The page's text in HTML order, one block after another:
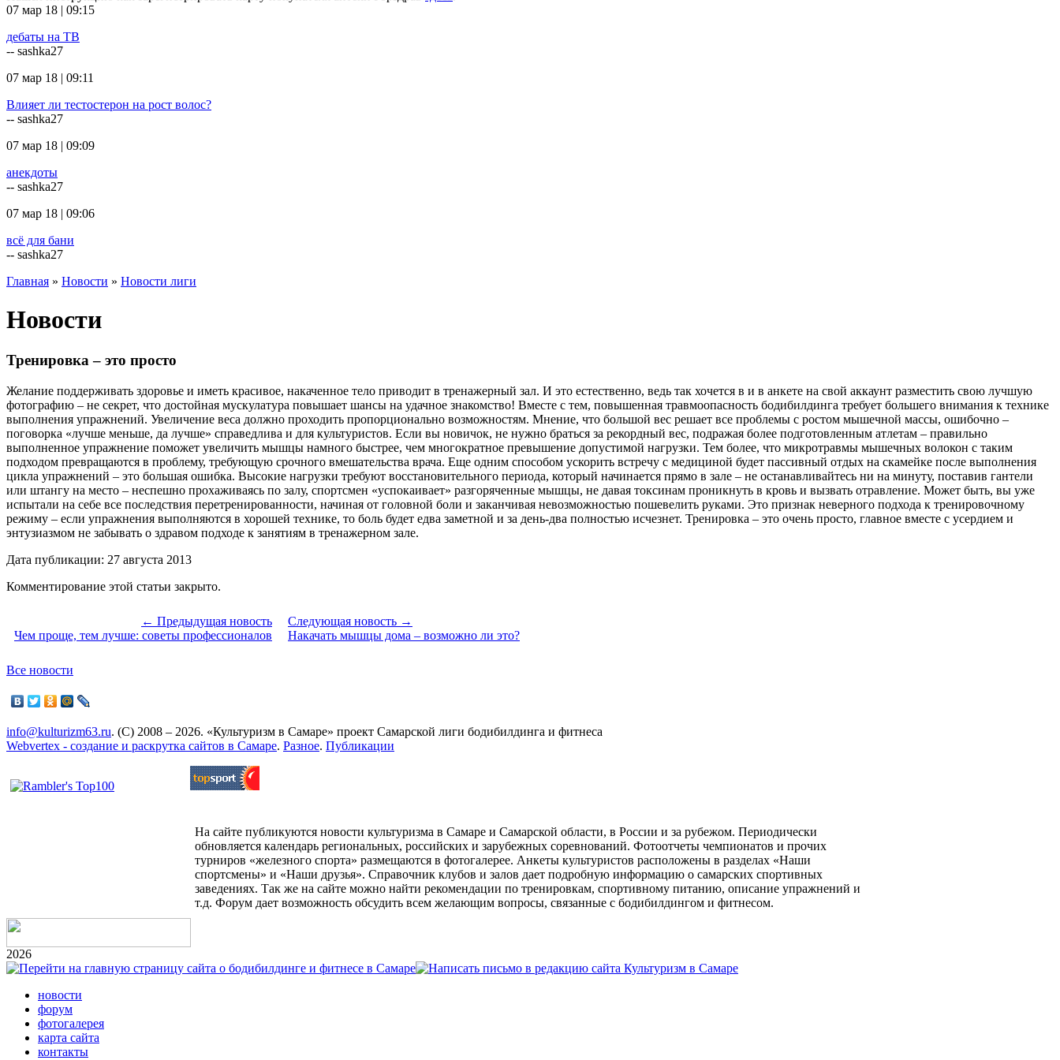
07 мар 18 | 09:15
дебаты на ТВ
-- sashka27
07 мар 18 | 09:11
Влияет ли тестостерон на рост волос?
-- sashka27
07 мар 18 | 09:09
анекдоты
-- sashka27
07 мар 18 | 09:06
всё для бани
-- sashka27
Главная » Новости » Новости лиги
Новости
Тренировка – это просто
Желание поддерживать здоровье и иметь красивое, накаченное тело приводит в тренажерный зал. И это естественно, ведь так хочется в и в анкете на свой аккаунт разместить свою лучшую
фотографию – не секрет, что достойная мускулатура повышает шансы на удачное знакомство! Вместе с тем, повышенная травмоопасность бодибилдинга требует большего внимания к технике
выполнения упражнений. Увеличение веса должно проходить пропорционально возможностям. Мнение, что большой вес решает все проблемы с ростом мышечной массы, ошибочно –
поговорка «лучше меньше, да лучше» справедлива и для культуристов. Если вы новичок, не нужно браться за рекордный вес, подражая более подготовленным атлетам – правильно
выполненное упражнение поможет увеличить мышцы намного быстрее, чем многократное превышение допустимой нагрузки. Тем более, что микротравмы мышечных волокон с таким
подходом превращаются в проблему, требующую срочного вмешательства врача. Еще одним способом ускорить встречу с медициной будет пассивный отдых на скамейке после выполнения
цикла упражнений – это большая ошибка. Высокие нагрузки требуют восстановительного периода, который начинается прямо в зале – не останавливайтесь ни на минуту, поставив гантели
или штангу на место – неспешно прохаживаясь по залу, спортсмен «успокаивает» разгоряченные мышцы, не давая токсинам проникнуть в кровь и вызвать отравление. Может быть, вы уже
испытали на себе все последствия перетренированности, начиная от головной боли и заканчивая невозможностью пошевелить руками. Это признак неверного подхода к тренировочному
режиму – если упражнения выполняются в хорошей технике, то боль будет едва заметной и за день-два полностью исчезнет. Тренировка – это очень просто, главное вместе с усердием и
энтузиазмом не забывать о здравом подходе к занятиям в тренажерном зале.
Дата публикации: 27 августа 2013
Комментирование этой статьи закрыто.
← Предыдущая новость
Чем проще, тем лучше: советы профессионалов
Следующая новость →
Накачать мышцы дома – возможно ли это?
Все новости
info@kulturizm63.ru. (C) 2008 – 2026. «Культуризм в Самаре» проект Самарской лиги бодибилдинга и фитнеса
Webvertex - создание и раскрутка сайтов в Самаре. Разное. Публикации
На сайте публикуются новости культуризма в Самаре и Самарской области, в России и за рубежом. Периодически
обновляется календарь региональных, российских и зарубежных соревнований. Фотоотчеты чемпионатов и прочих
турниров «железного спорта» размещаются в фотогалерее. Анкеты культуристов расположены в разделах «Наши
спортсмены» и «Наши друзья». Справочник клубов и залов дает подробную информацию о самарских спортивных
заведениях. Так же на сайте можно найти рекомендации по тренировкам, спортивному питанию, описание упражнений и
т.д. Форум дает возможность обсудить всем желающим вопросы, связанные с бодибилдингом и фитнесом.
2026
новости
форум
фотогалерея
карта сайта
контакты